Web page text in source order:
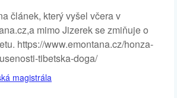
článek, který vyšel včera v
mimo Jizerek se zmiňuje o
https://www.emontana.cz/honza-
tibetska-doga/
magistrála